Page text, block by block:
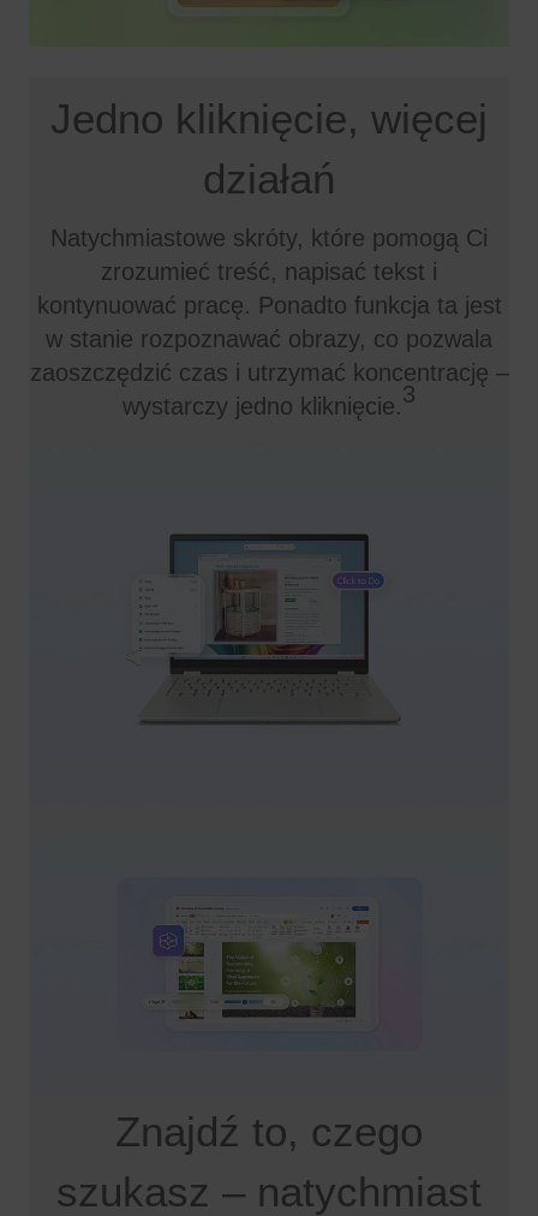
Jedno kliknięcie, więcej
działań
Natychmiastowe skróty, które pomogą Ci
zrozumieć treść, napisać tekst i
kontynuować pracę. Ponadto funkcja ta jest
w stanie rozpoznawać obrazy, co pozwala
zaoszczędzić czas i utrzymać koncentrację –
wystarczy jedno kliknięcie.3
Znajdź to, czego
szukasz – natychmiast